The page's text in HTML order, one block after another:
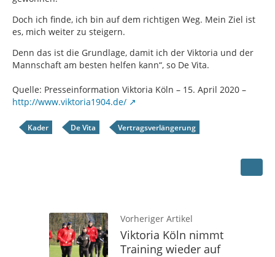
Doch ich finde, ich bin auf dem richtigen Weg. Mein Ziel ist
es, mich weiter zu steigern.
Denn das ist die Grundlage, damit ich der Viktoria und der
Mannschaft am besten helfen kann“, so De Vita.
Quelle: Presseinformation Viktoria Köln – 15. April 2020 –
http://www.viktoria1904.de/
Kader De Vita Vertragsverlängerung
Vorheriger Artikel
Viktoria Köln nimmt​
Training wieder auf